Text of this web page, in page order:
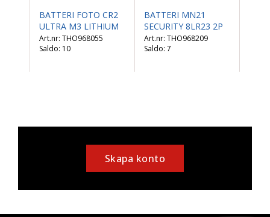
BATTERI FOTO CR2
ULTRA M3 LITHIUM
THO968055
Saldo: 10
BATTERI MN21
SECURITY 8LR23 2P
THO968209
Saldo: 7
Skapa konto